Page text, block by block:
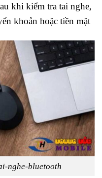
khi kiểm tra tai nghe,
khoản hoặc tiền mặt
nghe-bluetooth